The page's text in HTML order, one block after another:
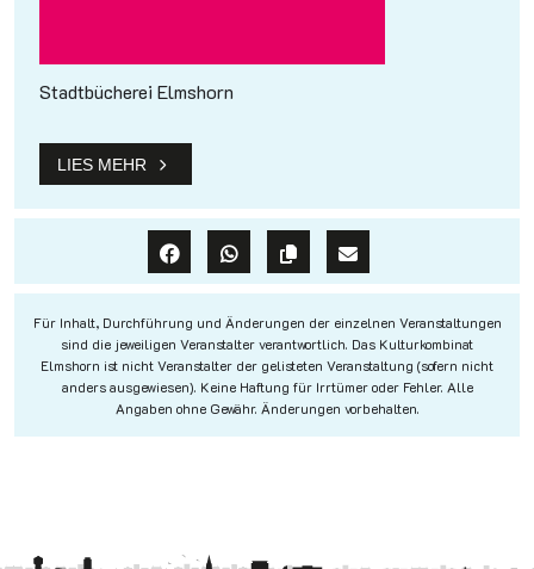
Stadtbücherei Elmshorn
LIES MEHR
Für Inhalt, Durchführung und Änderungen der einzelnen Veranstaltungen
sind die jeweiligen Veranstalter verantwortlich. Das Kulturkombinat
Elmshorn ist nicht Veranstalter der gelisteten Veranstaltung (sofern nicht
anders ausgewiesen). Keine Haftung für Irrtümer oder Fehler. Alle
Angaben ohne Gewähr. Änderungen vorbehalten.